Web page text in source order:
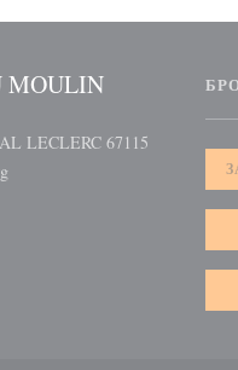
MOULIN
LECLERC 67115
((открывается в новом окне))